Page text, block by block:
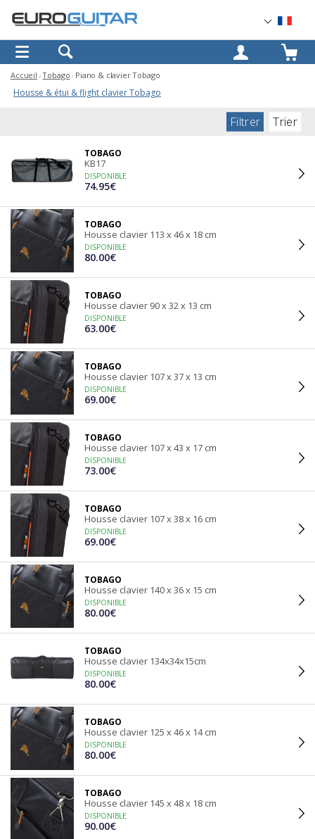
OK
Accueil Tobago Piano & clavier Tobago
Housse & étui & flight clavier Tobago
Filtrer Trier
TOBAGO
KB17
DISPONIBLE
74.95€
TOBAGO
Housse clavier 113 x 46 x 18 cm
DISPONIBLE
80.00€
TOBAGO
Housse clavier 90 x 32 x 13 cm
DISPONIBLE
63.00€
TOBAGO
Housse clavier 107 x 37 x 13 cm
DISPONIBLE
69.00€
TOBAGO
Housse clavier 107 x 43 x 17 cm
DISPONIBLE
73.00€
TOBAGO
Housse clavier 107 x 38 x 16 cm
DISPONIBLE
69.00€
TOBAGO
Housse clavier 140 x 36 x 15 cm
DISPONIBLE
80.00€
TOBAGO
Housse clavier 134x34x15cm
DISPONIBLE
80.00€
TOBAGO
Housse clavier 125 x 46 x 14 cm
DISPONIBLE
80.00€
TOBAGO
Housse clavier 145 x 48 x 18 cm
DISPONIBLE
90.00€